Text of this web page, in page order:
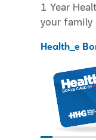
1 Year
your family
Health_e